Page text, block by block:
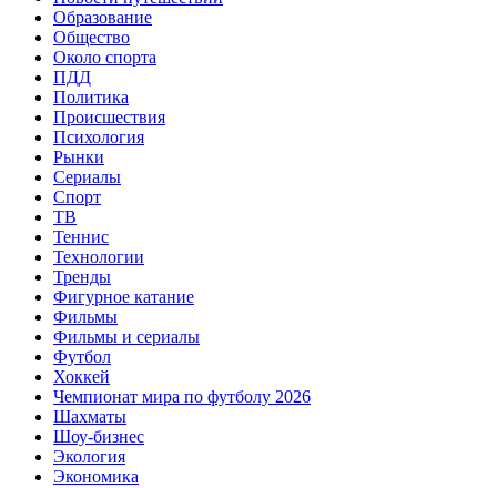
Образование
Общество
Около спорта
ПДД
Политика
Происшествия
Психология
Рынки
Сериалы
Спорт
ТВ
Теннис
Технологии
Тренды
Фигурное катание
Фильмы
Фильмы и сериалы
Футбол
Хоккей
Чемпионат мира по футболу 2026
Шахматы
Шоу-бизнес
Экология
Экономика